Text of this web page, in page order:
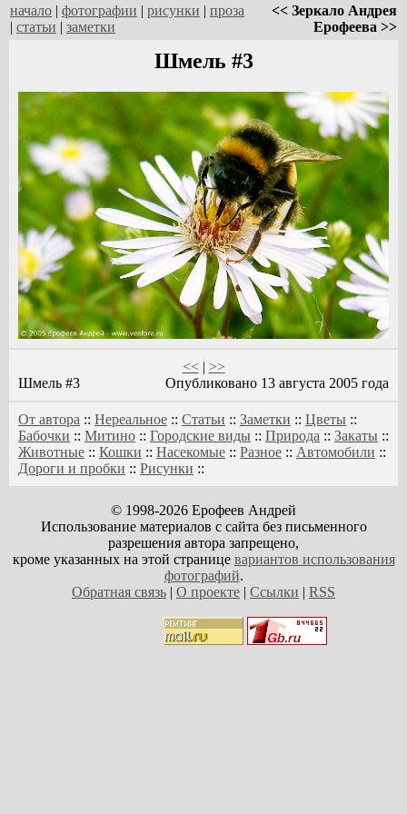
начало | фотографии | рисунки | проза
| статьи | заметки
<< Зеркало Андрея
Ерофеева >>
Шмель #3
<<| >>
Шмель #3
Опубликовано 13 августа 2005 года
От автора :: Нереальное :: Статьи :: Заметки :: Цветы ::
Бабочки :: Митино :: Городские виды :: Природа :: Закаты ::
Животные :: Кошки :: Насекомые :: Разное :: Автомобили ::
Дороги и пробки :: Рисунки ::
© 1998-2026 Ерофеев Андрей
Использование материалов с сайта без письменного
разрешения автора запрещено,
кроме указанных на этой странице вариантов использования
фотографий.
Обратная связь | О проекте | Ссылки | RSS